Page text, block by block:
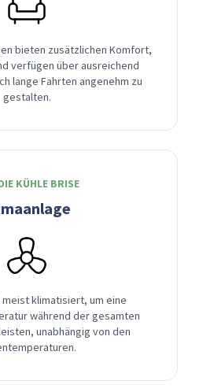
bieten zusätzlichen Komfort,
verfügen über ausreichend
lange Fahrten angenehm zu
gestalten.
KÜHLE BRISE
klimatisiert, um eine
während der gesamten
unabhängig von den